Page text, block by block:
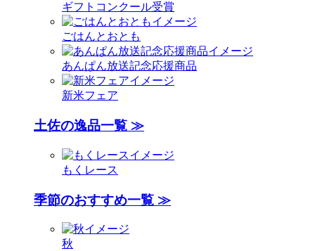
ギフトコンクール受賞
ごはんとおとも
あんぱん放送記念応援商品
新米フェア
土佐の逸品一覧 ≫
もくレース
季節のおすすめ一覧 ≫
秋